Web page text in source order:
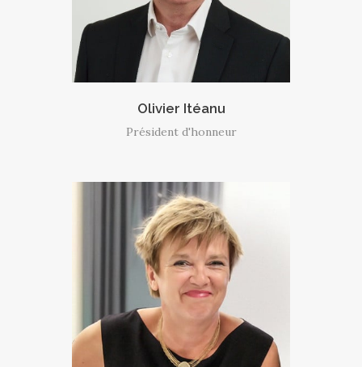
Olivier Itéanu
Président d'honneur